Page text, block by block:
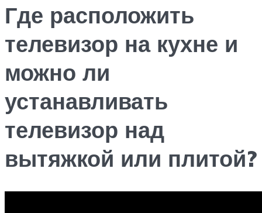
Где расположить
телевизор на кухне и
можно ли
устанавливать
телевизор над
вытяжкой или плитой?